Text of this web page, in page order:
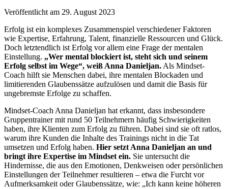
Veröffentlicht am 29. August 2023
Erfolg ist ein komplexes Zusammenspiel verschiedener Faktoren
wie Expertise, Erfahrung, Talent, finanzielle Ressourcen und Glück.
Doch letztendlich ist Erfolg vor allem eine Frage der mentalen
Einstellung. „Wer mental blockiert ist, steht sich und seinem
Erfolg selbst im Wege“, weiß Anna Danieljan. Als Mindset-
Coach hilft sie Menschen dabei, ihre mentalen Blockaden und
limitierenden Glaubenssätze aufzulösen und damit die Basis für
ungebremste Erfolge zu schaffen.
Mindset-Coach Anna Danieljan hat erkannt, dass insbesondere
Gruppentrainer mit rund 50 Teilnehmern häufig Schwierigkeiten
haben, ihre Klienten zum Erfolg zu führen. Dabei sind sie oft ratlos,
warum ihre Kunden die Inhalte des Trainings nicht in die Tat
umsetzen und Erfolg haben. Hier setzt Anna Danieljan an und
bringt ihre Expertise im Mindset ein. Sie untersucht die
Hindernisse, die aus den Emotionen, Denkweisen oder persönlichen
Einstellungen der Teilnehmer resultieren – etwa die Furcht vor
Aufmerksamkeit oder Glaubenssätze, wie: „Ich kann keine höheren